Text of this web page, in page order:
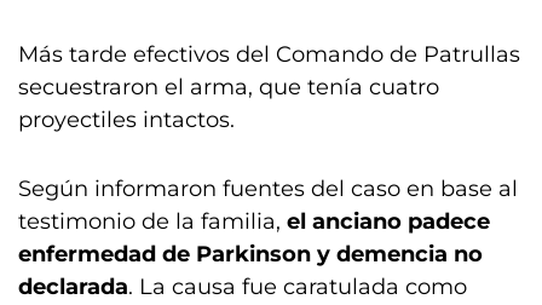
Más tarde efectivos del Comando de Patrullas
secuestraron el arma, que tenía cuatro
proyectiles intactos.
Según informaron fuentes del caso en base al
testimonio de la familia, el anciano padece
enfermedad de Parkinson y demencia no
declarada. La causa fue caratulada como